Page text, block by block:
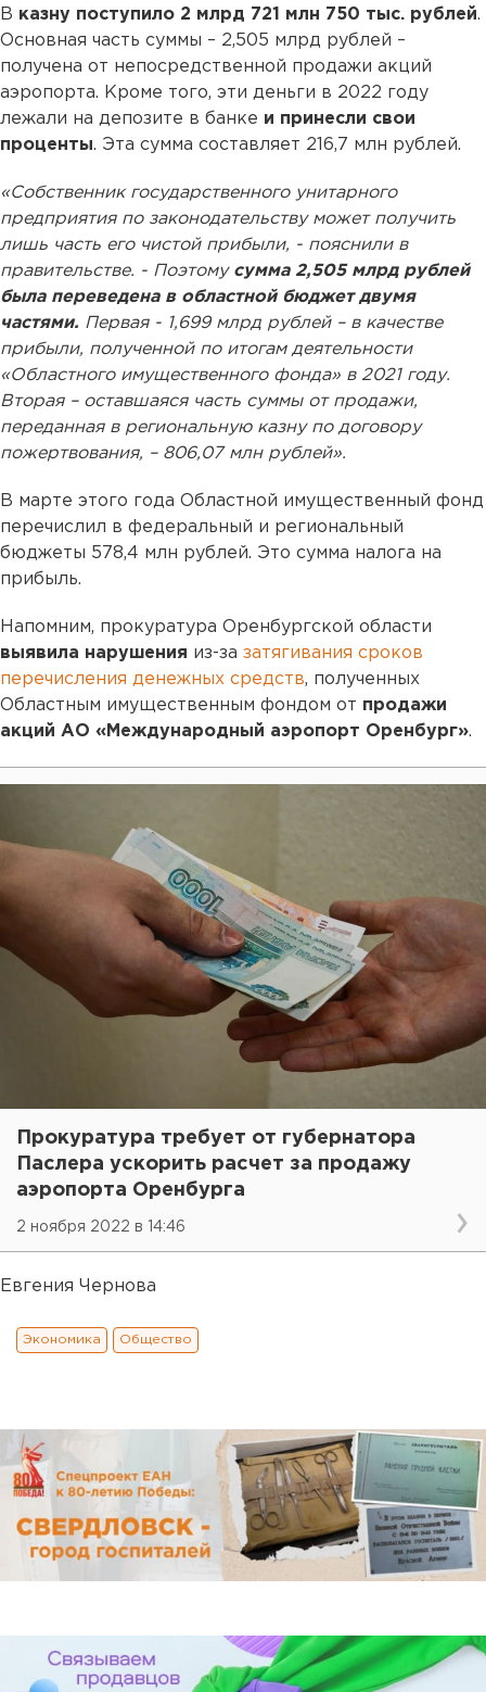
В казну поступило 2 млрд 721 млн 750 тыс. рублей.
Основная часть суммы – 2,505 млрд рублей –
получена от непосредственной продажи акций
аэропорта. Кроме того, эти деньги в 2022 году
лежали на депозите в банке и принесли свои
проценты. Эта сумма составляет 216,7 млн рублей.
«Собственник государственного унитарного
предприятия по законодательству может получить
лишь часть его чистой прибыли, - пояснили в
правительстве. - Поэтому сумма 2,505 млрд рублей
была переведена в областной бюджет двумя
частями. Первая - 1,699 млрд рублей – в качестве
прибыли, полученной по итогам деятельности
«Областного имущественного фонда» в 2021 году.
Вторая – оставшаяся часть суммы от продажи,
переданная в региональную казну по договору
пожертвования, – 806,07 млн рублей».
В марте этого года Областной имущественный фонд
перечислил в федеральный и региональный
бюджеты 578,4 млн рублей. Это сумма налога на
прибыль.
Напомним, прокуратура Оренбургской области
выявила нарушения из-за затягивания сроков
перечисления денежных средств, полученных
Областным имущественным фондом от продажи
акций АО «Международный аэропорт Оренбург».
Прокуратура требует от губернатора
Паслера ускорить расчет за продажу
аэропорта Оренбурга
2 ноября 2022 в 14:46
Евгения Чернова
Экономика Общество